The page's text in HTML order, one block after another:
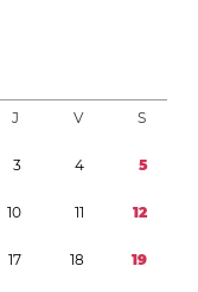
J V S
3 4 5
10 11 12
17 18 19